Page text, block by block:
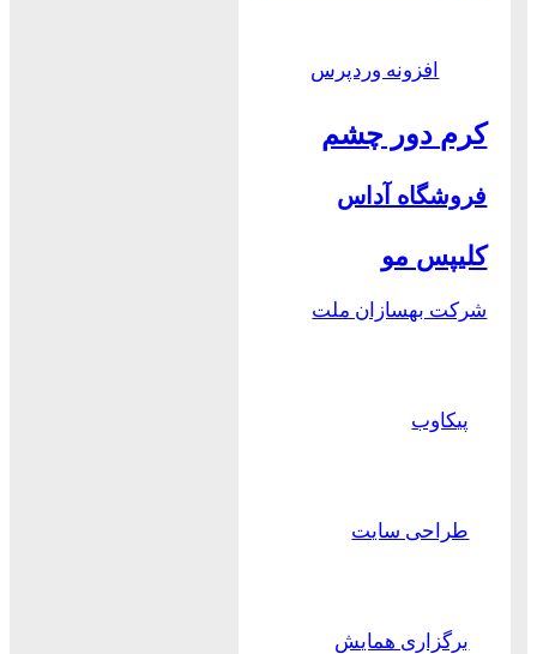
افزونه وردپرس
کرم دور چشم
فروشگاه آداس
کلیپس مو
شرکت بهسازان ملت
پیکاوب
طراحی سایت
برگزاری همایش